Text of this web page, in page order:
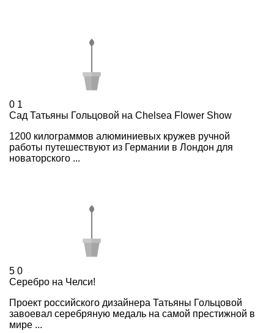
0 1
Сад Татьяны Гольцовой на Chelsea Flower Show
1200 килограммов алюминиевых кружев ручной
работы путешествуют из Германии в Лондон для
новаторского ...
5 0
Серебро на Челси!
Проект российского дизайнера Татьяны Гольцовой
завоевал серебряную медаль на самой престижной в
мире ...